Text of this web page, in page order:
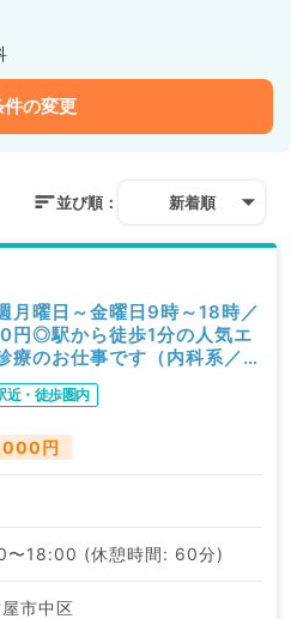
件の変更
並び順： 新着順
月曜日～金曜日9時～18時／
◎駅から徒歩1分の人気エ
のお仕事です（内科系／非
近・徒歩圏内
円
〜18:00 (休憩時間: 60分)
市中区